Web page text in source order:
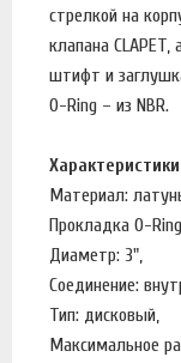
стрелкой на
клапана
штифт и
O-Ring – из NBR.
Материал:
Прокладка O-
Диаметр: 3",
Соединение:
Тип: дисковый,
Максимальное